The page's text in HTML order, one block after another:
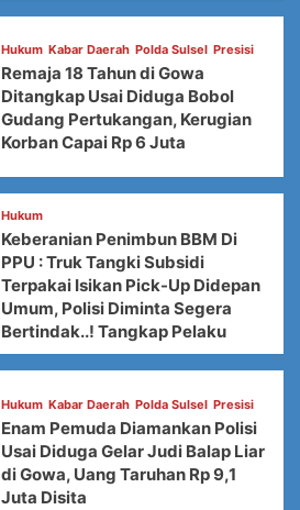
Hukum Kabar Daerah Polda Sulsel Presisi
Remaja 18 Tahun di Gowa
Ditangkap Usai Diduga Bobol
Gudang Pertukangan, Kerugian
Korban Capai Rp 6 Juta
Hukum
Keberanian Penimbun BBM Di
PPU : Truk Tangki Subsidi
Terpakai Isikan Pick-Up Didepan
Umum, Polisi Diminta Segera
Bertindak..! Tangkap Pelaku
Hukum Kabar Daerah Polda Sulsel Presisi
Enam Pemuda Diamankan Polisi
Usai Diduga Gelar Judi Balap Liar
di Gowa, Uang Taruhan Rp 9,1
Juta Disita